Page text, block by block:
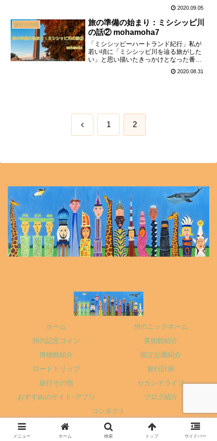
考えた私はいろいろと探します。そし
て…「ディキシー」「フロンティア・ス
トリップ」を見つけます。
2020.09.05
旅行その他
旅の準備の始まり：ミシシッピ川
の話② mohamoha7
「ミシシッピーハートランド紀行」私が
若い頃に「ミシシッピ川を辿る旅がした
い」と思い描いたきっかけとなった番
組。「ミシシッピ・リバー・カントリ
ー」とか「ハートランド」と呼ばれてい
2020.08.31
前 1 2
ホーム
州のニックネーム
州の記念コイン
美術館紹介
博物館紹介
国立公園紹介
ロードトリップ
旅行計画
旅行その他
セカンドライフ
おすすめのサイト･アプリ
ブログ紹介
コンタクト
Copyright © 2020 mohamoha All Rights Reserved.
メニュー ホーム 検索 トップ サイドバー